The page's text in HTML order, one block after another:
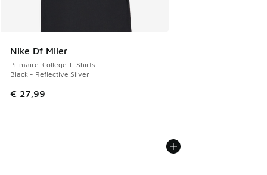
Nike Df Miler
Primaire-College T-Shirts
Black - Reflective Silver
€ 27,99